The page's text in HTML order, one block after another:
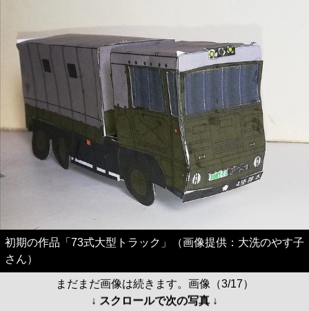
初期の作品「73式大型トラック」（画像提供：大洗のやす子
さん）
まだまだ画像は続きます。画像（3/17）
↓ スクロールで次の写真 ↓